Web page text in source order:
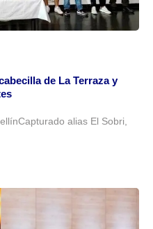
de La Terraza y
alias El Sobri,